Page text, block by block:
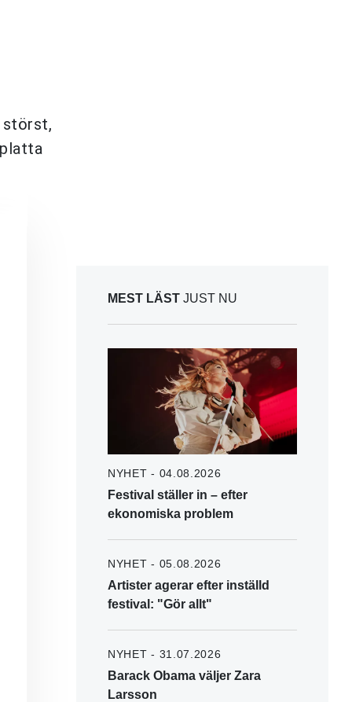
störst,
MEST LÄST JUST NU
NYHET - 04.08.2026
Festival ställer in – efter
ekonomiska problem
NYHET - 05.08.2026
Artister agerar efter inställd
festival: "Gör allt"
NYHET - 31.07.2026
Barack Obama väljer Zara
Larsson